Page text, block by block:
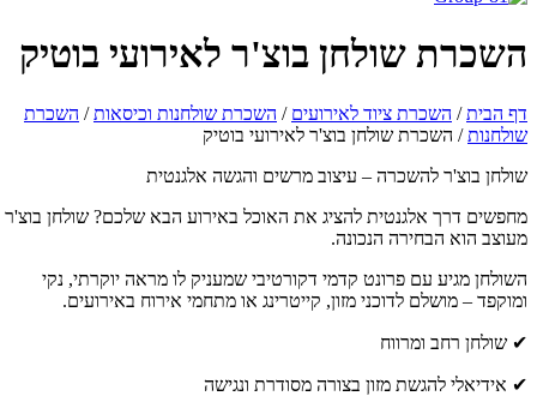
שולחן בוצ'ר לאירועי בוטיק
הבית/השכרת ציוד לאירועים/השכרת שולחנות וכיסאות/השכרת
/השכרת שולחן בוצ'ר לאירועי בוטיק
בוצ'ר להשכרה – עיצוב מרשים והגשה אלגנטית
דרך אלגנטית להציג את האוכל באירוע הבא שלכם? שולחן בוצ'ר
הוא הבחירה הנכונה.
מגיע עם פרונט קדמי דקורטיבי שמעניק לו מראה יוקרתי, נקי
– מושלם לדוכני מזון, קייטרינג או מתחמי אירוח באירועים.
רחב ומרווח
להגשת מזון בצורה מסודרת ונגישה